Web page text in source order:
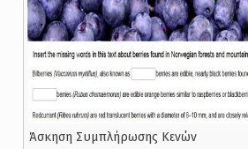
Άσκηση Συμπλήρωσης Κενών